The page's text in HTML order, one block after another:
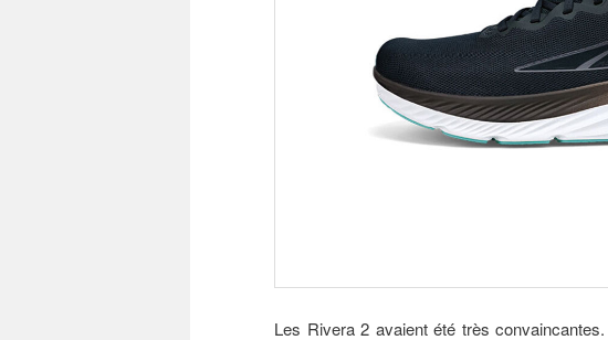
Les Rivera 2 avaient été très